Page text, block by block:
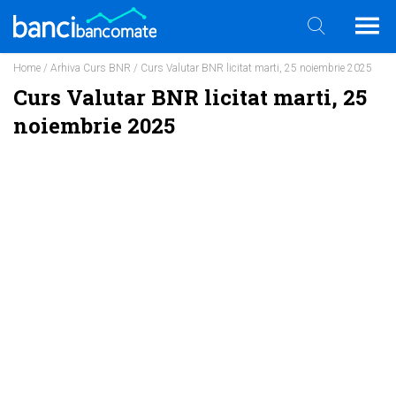
Home / Arhiva Curs BNR / Curs Valutar BNR licitat marti, 25 noiembrie 2025
Curs Valutar BNR licitat marti, 25
noiembrie 2025